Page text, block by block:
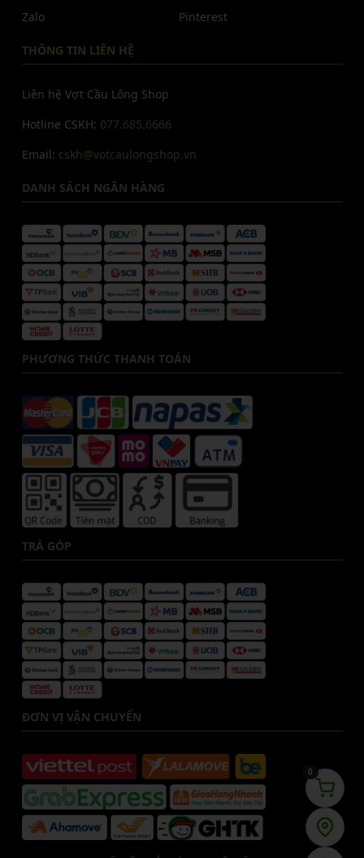
Zalo
Pinterest
THÔNG TIN LIÊN HỆ
Liên hệ Vợt Cầu Lông Shop
Hotline CSKH: 077.685.6666
Email: cskh@votcaulongshop.vn
DANH SÁCH NGÂN HÀNG
PHƯƠNG THỨC THANH TOÁN
TRẢ GÓP
ĐƠN VỊ VẬN CHUYỂN
0